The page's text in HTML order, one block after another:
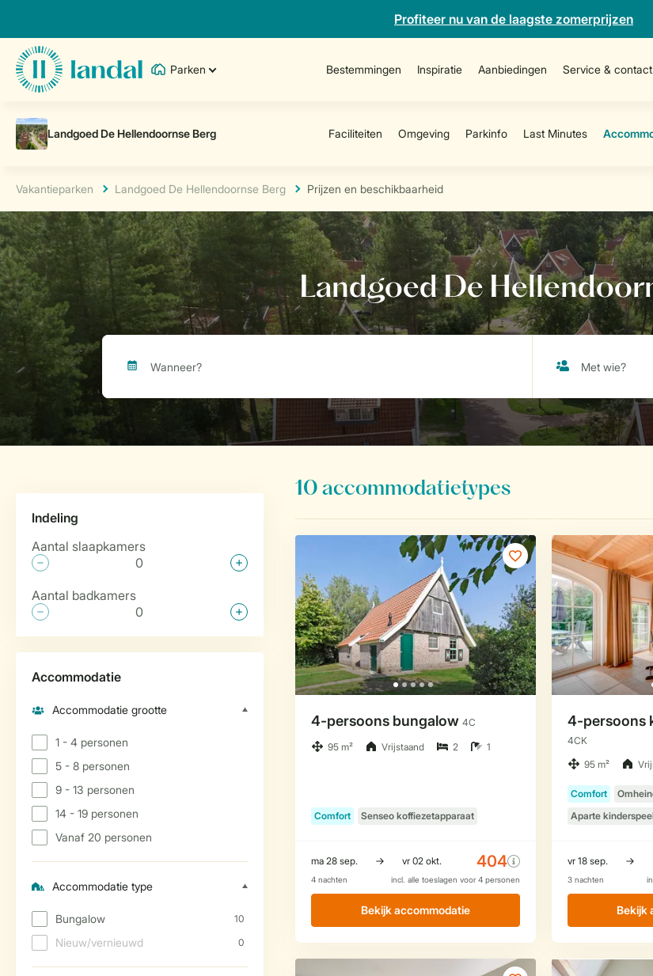
Profiteer nu van de laagste zomerprijzen
Parken Bestemmingen Inspiratie Aanbiedingen Service & contact
Vakantieparken Landgoed De Hellendoornse Berg Prijzen en beschikbaarheid